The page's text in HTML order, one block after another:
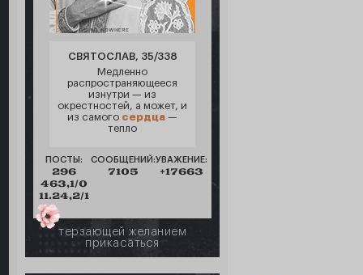
СВЯТОСЛАВ, 35/338
Медленно
распространяющееся
изнутри — из
окрестностей, а может, и
из самого сердца —
тепло
ПОСТЫ:
296
463,1/0
11.24,2/1
СООБЩЕНИЙ:
7105
УВАЖЕНИЕ:
+17663
терзающей желанием
прикасаться